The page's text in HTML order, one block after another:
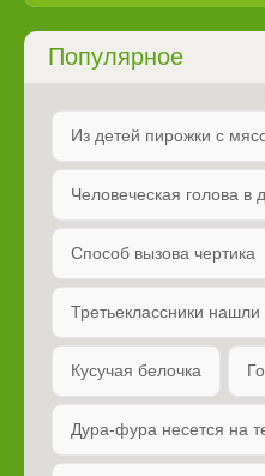
Популярное
Из детей пирожки с
Человеческая голова в
Способ вызова чертика
Третьеклассники нашли
Кусучая белочка
Дура-фура несется на